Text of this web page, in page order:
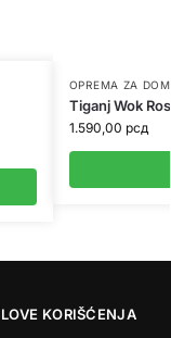
OPREMA ZA
Tiganj Wok
1.590,00 рсд
KORIŠĆENJA